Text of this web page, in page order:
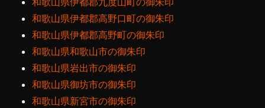
和歌山県伊都郡高野口町の御朱印
和歌山県伊都郡高野町の御朱印
和歌山県和歌山市の御朱印
和歌山県岩出市の御朱印
和歌山県御坊市の御朱印
和歌山県新宮市の御朱印